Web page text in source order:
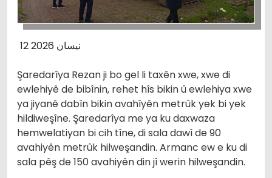
12 نیسان 2026
Şaredarîya Rezan ji bo gel li taxên xwe, xwe di
ewlehiyê de bibînin, rehet hîs bikin û ewlehiya xwe
ya jiyanê dabîn bikin avahîyên metrûk yek bi yek
hildiweşîne. Şaredarîya me ya ku daxwaza
hemwelatiyan bi cih tîne, di sala dawî de 90
avahiyên metrûk hilweşandin. Armanc ew e ku di
sala pêş de 150 avahiyên din jî werin hilweşandin.